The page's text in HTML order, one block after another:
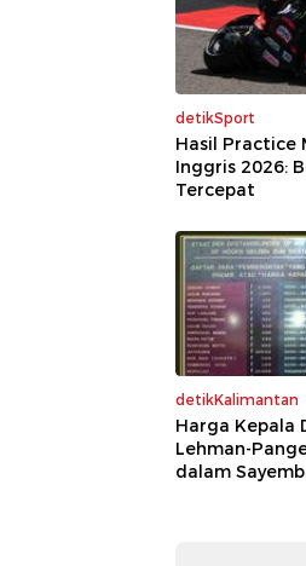
detikSport
Hasil Practice
Inggris 2026:
Tercepat
detikKalimantan
Harga Kepala
Lehman-
dalam